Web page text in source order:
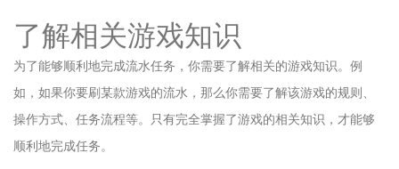
了解相关游戏知识
为了能够顺利地完成流水任务，你需要了解相关的游戏知识。例
如，如果你要刷某款游戏的流水，那么你需要了解该游戏的规则、
操作方式、任务流程等。只有完全掌握了游戏的相关知识，才能够
顺利地完成任务。